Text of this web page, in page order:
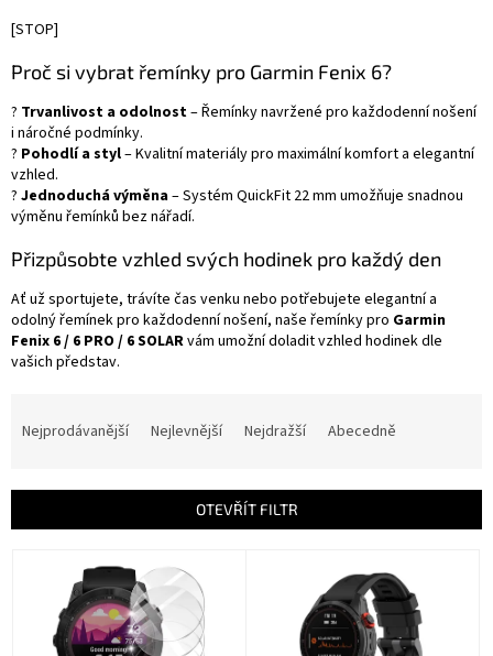
[STOP]
Proč si vybrat řemínky pro Garmin Fenix 6?
? Trvanlivost a odolnost– Řemínky navržené pro každodenní nošení
i náročné podmínky.
? Pohodlí a styl– Kvalitní materiály pro maximální komfort a elegantní
vzhled.
? Jednoduchá výměna– Systém QuickFit 22 mm umožňuje snadnou
výměnu řemínků bez nářadí.
Přizpůsobte vzhled svých hodinek pro každý den
Ať už sportujete, trávíte čas venku nebo potřebujete elegantní a
odolný řemínek pro každodenní nošení, naše řemínky pro Garmin
Fenix 6 / 6 PRO / 6 SOLARvám umožní doladit vzhled hodinek dle
vašich představ.
í
Nejprodávanější Nejlevnější Nejdražší Abecedně
OTEVŘÍT FILTR